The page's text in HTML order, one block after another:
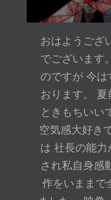
おはようござ
でございます
のですが 今
おります。
ときもちいい
空気感大好き
は 社長の能
され私自身感
作をいままで